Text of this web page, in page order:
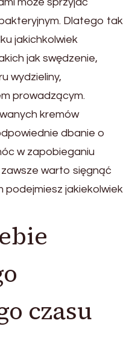
Dlatego tak
jakichkolwiek
jak swędzenie,
wydzieliny,
prowadzącym.
kremów
dbanie o
w zapobieganiu
warto sięgnąć
jakiekolwiek
czasu